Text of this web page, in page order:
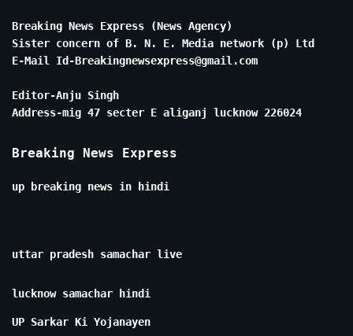
Breaking News Express (News Agency)
Sister concern of B. N. E. Media network (p) Ltd
E-Mail Id-Breakingnewsexpress@gmail.com
Editor-Anju Singh
Address-mig 47 secter E aliganj lucknow 226024
Breaking News Express
up breaking news in hindi
uttar pradesh samachar live
lucknow samachar hindi
UP Sarkar Ki Yojanayen